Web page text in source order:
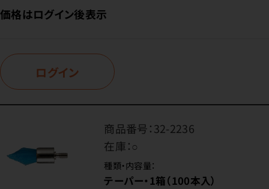
価格はログイン後表示
ログイン
商品番号：32-2236
在庫：○
種類・内容量：
テーパー・1箱（100本入）